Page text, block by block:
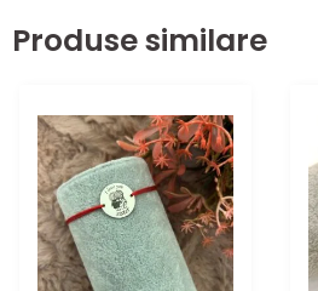
Produse similare